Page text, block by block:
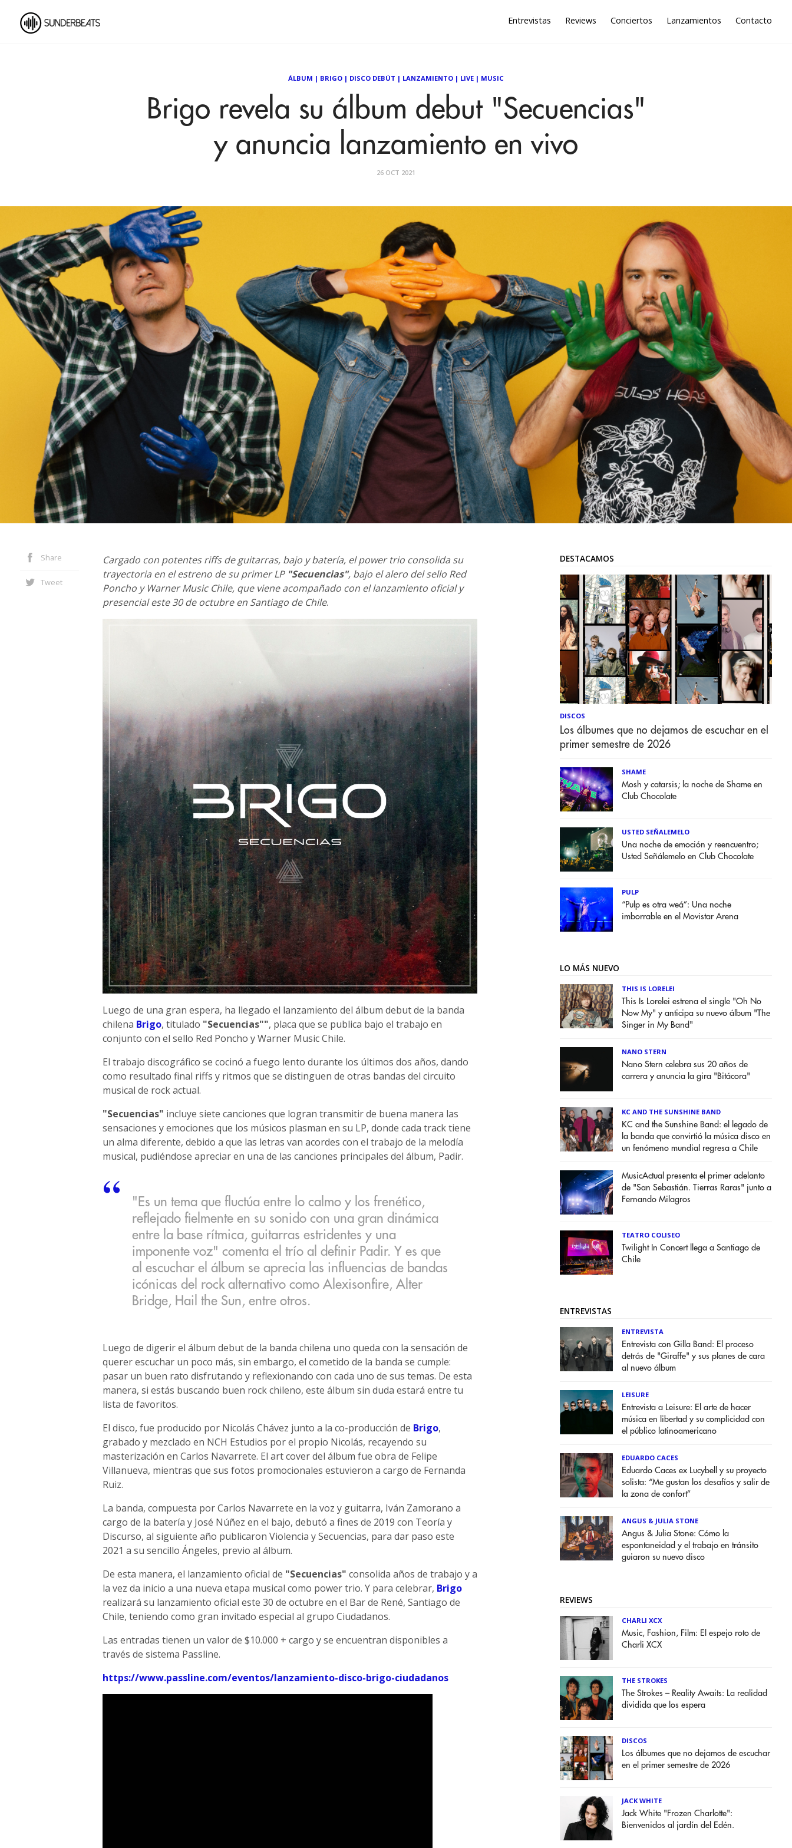
Entrevistas Reviews Conciertos Lanzamientos Contacto
ÁLBUM | BRIGO | DISCO DEBÚT | LANZAMIENTO | LIVE | MUSIC
Brigo revela su álbum debut "Secuencias"
y anuncia lanzamiento en vivo
26 OCT 2021
Share
Tweet
Cargado con potentes riffs de guitarras, bajo y batería, el power trio consolida su
trayectoria en el estreno de su primer LP "Secuencias", bajo el alero del sello Red
Poncho y Warner Music Chile, que viene acompañado con el lanzamiento oficial y
presencial este 30 de octubre en Santiago de Chile.
Luego de una gran espera, ha llegado el lanzamiento del álbum debut de la banda
chilena Brigo, titulado "Secuencias"", placa que se publica bajo el trabajo en
conjunto con el sello Red Poncho y Warner Music Chile.
El trabajo discográfico se cocinó a fuego lento durante los últimos dos años, dando
como resultado final riffs y ritmos que se distinguen de otras bandas del circuito
musical de rock actual.
"Secuencias" incluye siete canciones que logran transmitir de buena manera las
sensaciones y emociones que los músicos plasman en su LP, donde cada track tiene
un alma diferente, debido a que las letras van acordes con el trabajo de la melodía
musical, pudiéndose apreciar en una de las canciones principales del álbum, Padir.
"Es un tema que fluctúa entre lo calmo y los frenético,
reflejado fielmente en su sonido con una gran dinámica
entre la base rítmica, guitarras estridentes y una
imponente voz" comenta el trío al definir Padir. Y es que
al escuchar el álbum se aprecia las influencias de bandas
icónicas del rock alternativo como Alexisonfire, Alter
Bridge, Hail the Sun, entre otros.
Luego de digerir el álbum debut de la banda chilena uno queda con la sensación de
querer escuchar un poco más, sin embargo, el cometido de la banda se cumple:
pasar un buen rato disfrutando y reflexionando con cada uno de sus temas. De esta
manera, si estás buscando buen rock chileno, este álbum sin duda estará entre tu
lista de favoritos.
El disco, fue producido por Nicolás Chávez junto a la co-producción de Brigo,
grabado y mezclado en NCH Estudios por el propio Nicolás, recayendo su
masterización en Carlos Navarrete. El art cover del álbum fue obra de Felipe
Villanueva, mientras que sus fotos promocionales estuvieron a cargo de Fernanda
Ruiz.
La banda, compuesta por Carlos Navarrete en la voz y guitarra, Iván Zamorano a
cargo de la batería y José Núñez en el bajo, debutó a fines de 2019 con Teoría y
Discurso, al siguiente año publicaron Violencia y Secuencias, para dar paso este
2021 a su sencillo Ángeles, previo al álbum.
De esta manera, el lanzamiento oficial de "Secuencias" consolida años de trabajo y a
la vez da inicio a una nueva etapa musical como power trio. Y para celebrar, Brigo
realizará su lanzamiento oficial este 30 de octubre en el Bar de René, Santiago de
Chile, teniendo como gran invitado especial al grupo Ciudadanos.
Las entradas tienen un valor de $10.000 + cargo y se encuentran disponibles a
través de sistema Passline.
https://www.passline.com/eventos/lanzamiento-disco-brigo-ciudadanos
DESTACAMOS
DISCOS
Los álbumes que no dejamos de escuchar en el
primer semestre de 2026
SHAME
Mosh y catarsis; la noche de Shame en
Club Chocolate
USTED SEÑALEMELO
Una noche de emoción y reencuentro;
Usted Señálemelo en Club Chocolate
PULP
“Pulp es otra weá”: Una noche
imborrable en el Movistar Arena
LO MÁS NUEVO
THIS IS LORELEI
This Is Lorelei estrena el single "Oh No
Now My" y anticipa su nuevo álbum "The
Singer in My Band"
NANO STERN
Nano Stern celebra sus 20 años de
carrera y anuncia la gira "Bitácora"
KC AND THE SUNSHINE BAND
KC and the Sunshine Band: el legado de
la banda que convirtió la música disco en
un fenómeno mundial regresa a Chile
MusicActual presenta el primer adelanto
de "San Sebastián. Tierras Raras" junto a
Fernando Milagros
TEATRO COLISEO
Twilight In Concert llega a Santiago de
Chile
ENTREVISTAS
ENTREVISTA
Entrevista con Gilla Band: El proceso
detrás de "Giraffe" y sus planes de cara
al nuevo álbum
LEISURE
Entrevista a Leisure: El arte de hacer
música en libertad y su complicidad con
el público latinoamericano
EDUARDO CACES
Eduardo Caces ex Lucybell y su proyecto
solista: “Me gustan los desafíos y salir de
la zona de confort”
ANGUS & JULIA STONE
Angus & Julia Stone: Cómo la
espontaneidad y el trabajo en tránsito
guiaron su nuevo disco
REVIEWS
CHARLI XCX
Music, Fashion, Film: El espejo roto de
Charli XCX
THE STROKES
The Strokes – Reality Awaits: La realidad
dividida que los espera
DISCOS
Los álbumes que no dejamos de escuchar
en el primer semestre de 2026
JACK WHITE
Jack White "Frozen Charlotte":
Bienvenidos al jardín del Edén.